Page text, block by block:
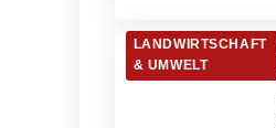
LANDWIRTSCHAFT
& UMWELT